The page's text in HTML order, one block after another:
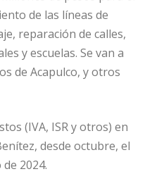
de las líneas de
reparación de calles,
y escuelas. Se van a
de Acapulco, y otros
(IVA, ISR y otros) en
desde octubre, el
2024.